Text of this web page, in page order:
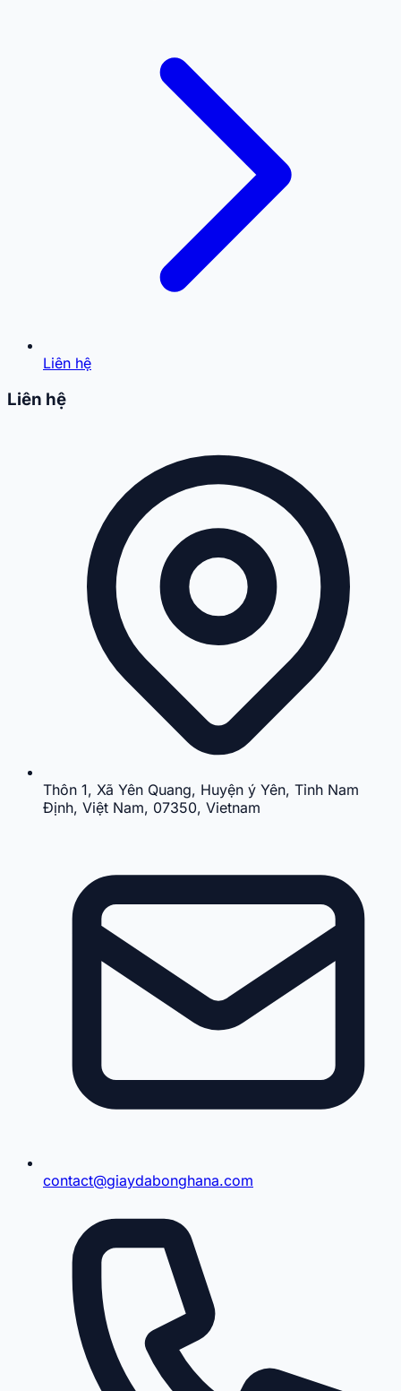
Liên hệ
Liên hệ
Thôn 1, Xã Yên Quang, Huyện ý Yên, Tỉnh Nam
Định, Việt Nam, 07350, Vietnam
contact@giaydabonghana.com